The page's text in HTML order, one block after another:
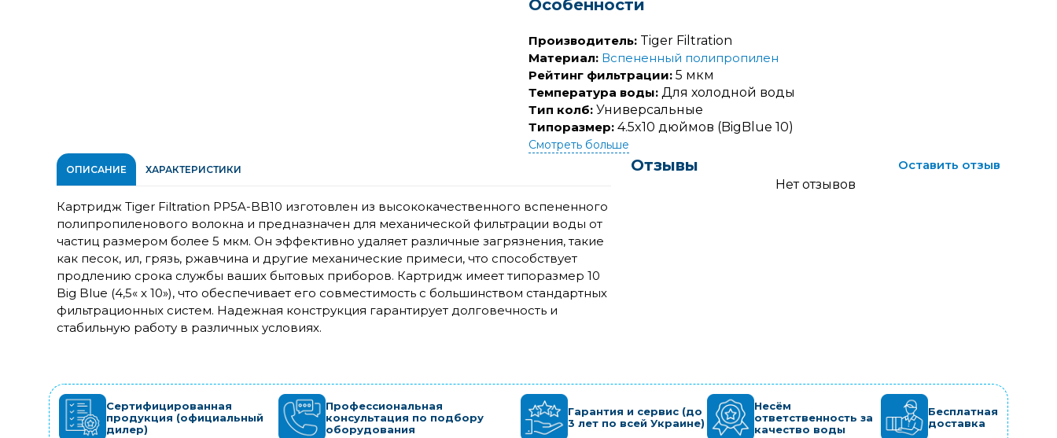
Особенности
Производитель: Tiger Filtration
Материал: Вспененный полипропилен
Рейтинг фильтрации: 5 мкм
Температура воды: Для холодной воды
Тип колб: Универсальные
Типоразмер: 4.5x10 дюймов (BigBlue 10)
Смотреть больше
ОПИСАНИЕ ХАРАКТЕРИСТИКИ
Картридж Tiger Filtration PP5A-BB10 изготовлен из высококачественного вспененного
полипропиленового волокна и предназначен для механической фильтрации воды от
частиц размером более 5 мкм. Он эффективно удаляет различные загрязнения, такие
как песок, ил, грязь, ржавчина и другие механические примеси, что способствует
продлению срока службы ваших бытовых приборов. Картридж имеет типоразмер 10
Big Blue (4,5« x 10»), что обеспечивает его совместимость с большинством стандартных
фильтрационных систем. Надежная конструкция гарантирует долговечность и
стабильную работу в различных условиях.
Отзывы
Оставить отзыв
Нет отзывов
Сертифицированная
продукция (официальный
дилер)
Профессиональная
консультация по подбору
оборудования
Гарантия и сервис (до
3 лет по всей Украине)
Несём
ответственность за
качество воды
Бесплатная
доставка